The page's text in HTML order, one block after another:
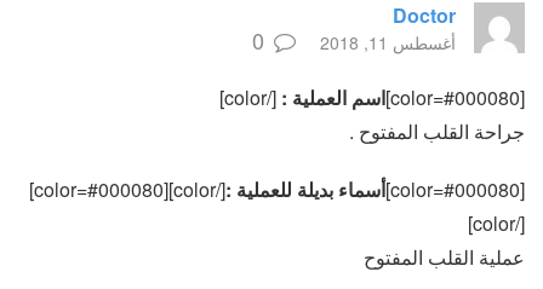
Doctor
أغسطس 11, 2018 0
[color=#000080] اسم العملية : [/color]
جراحة القلب المفتوح .
[color=#000080] أسماء بديلة للعملية :
[/color][color=#000080]
[/color]
عملية القلب المفتوح